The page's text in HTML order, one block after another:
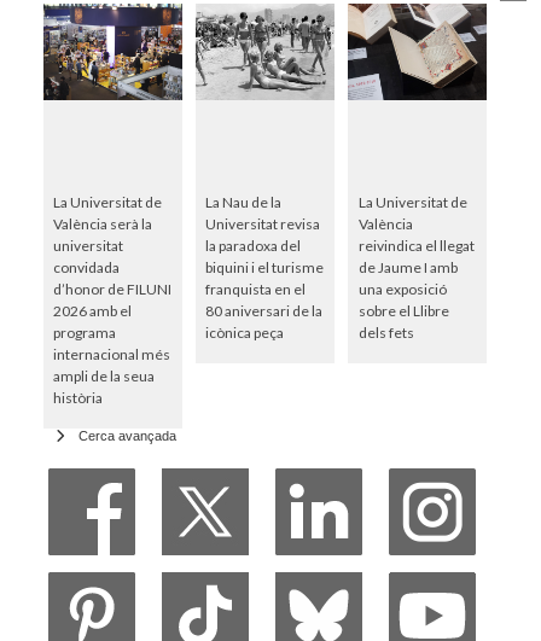
La Universitat de
València serà la
universitat
convidada
d’honor de FILUNI
2026 amb el
programa
internacional més
ampli de la seua
història
La Nau de la
Universitat revisa
la paradoxa del
biquini i el turisme
franquista en el
80 aniversari de la
icònica peça
La Universitat de
València
reivindica el llegat
de Jaume I amb
una exposició
sobre el Llibre
dels fets
Cerca avançada